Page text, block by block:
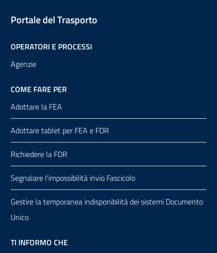
Portale del Trasporto
OPERATORI E PROCESSI
Agenzie
COME FARE PER
Adottare la FEA
Adottare tablet per FEA e FDR
Richiedere la FDR
Segnalare l'impossibilità invio Fascicolo
Gestire la temporanea indisponibilità dei sistemi Documento
Unico
TI INFORMO CHE